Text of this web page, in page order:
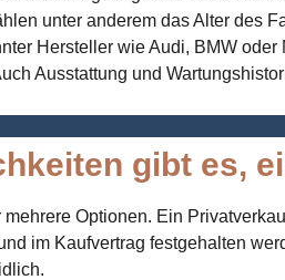
unter anderem das Alter des
Hersteller wieAudi, BMW oder
Ausstattung und
gibt es,
Optionen. Ein
im Kaufvertrag festgehalten